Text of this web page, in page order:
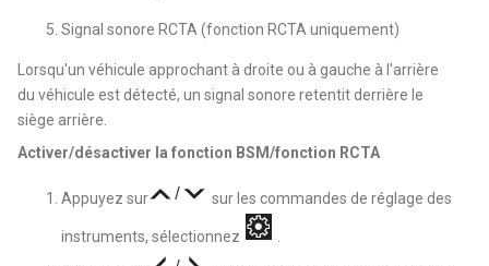
Signal sonore RCTA (fonction RCTA uniquement)
Lorsqu'un véhicule approchant à droite ou à gauche à l'arrière
du véhicule est détecté, un signal sonore retentit derrière le
siège arrière.
Activer/désactiver la fonction BSM/fonction RCTA
Appuyez sur sur les commandes de réglage des
instruments, sélectionnez